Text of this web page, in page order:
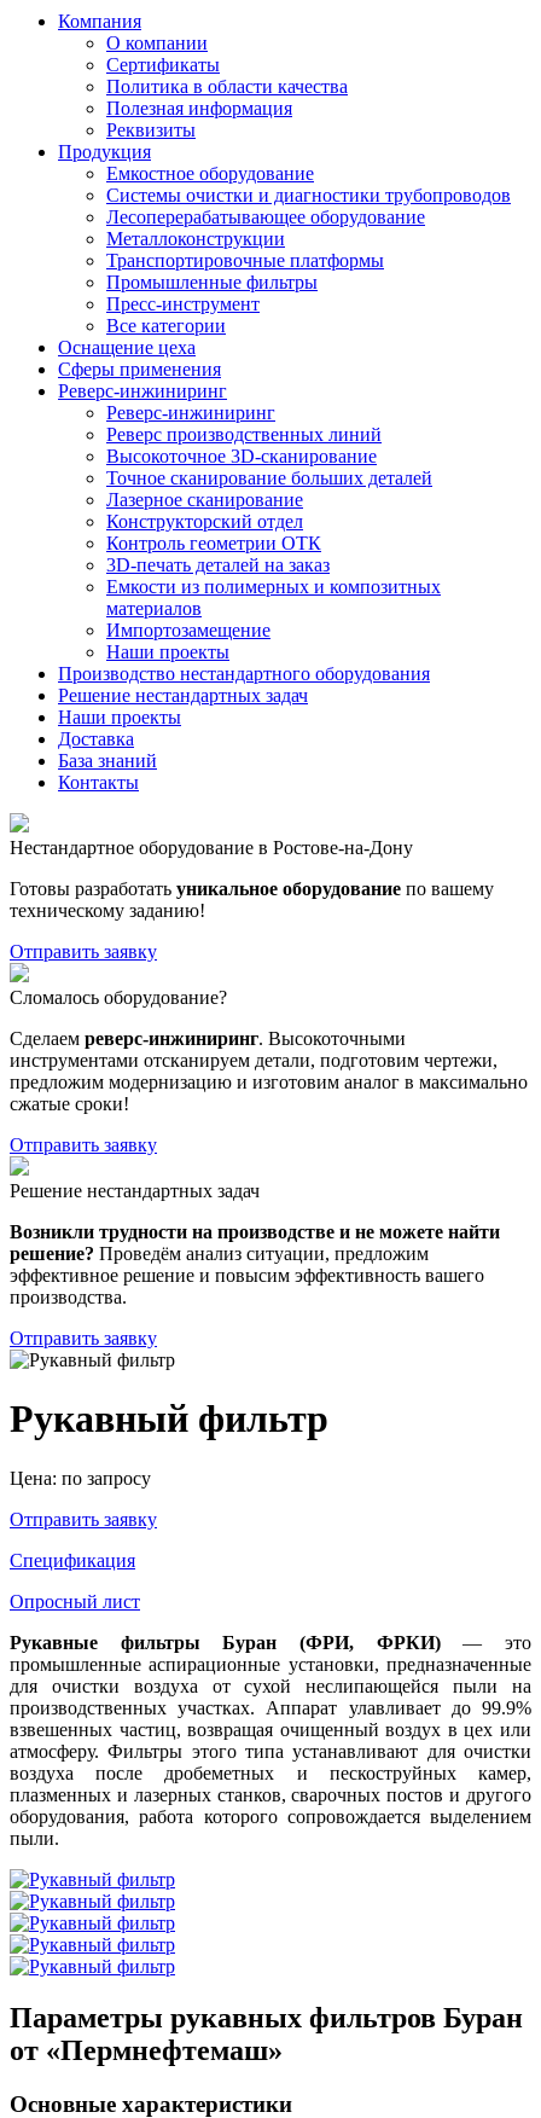
Компания
О компании
Сертификаты
Политика в области качества
Полезная информация
Реквизиты
Продукция
Емкостное оборудование
Системы очистки и диагностики трубопроводов
Лесоперерабатывающее оборудование
Металлоконструкции
Транспортировочные платформы
Промышленные фильтры
Пресс-инструмент
Все категории
Оснащение цеха
Сферы применения
Реверс-инжиниринг
Реверс-инжиниринг
Реверс производственных линий
Высокоточное 3D-сканирование
Точное сканирование больших деталей
Лазерное сканирование
Конструкторский отдел
Контроль геометрии ОТК
3D-печать деталей на заказ
Емкости из полимерных и композитных
материалов
Импортозамещение
Наши проекты
Производство нестандартного оборудования
Решение нестандартных задач
Наши проекты
Доставка
База знаний
Контакты
Нестандартное оборудование в Ростове-на-Дону
Готовы разработать уникальное оборудование по вашему
техническому заданию!
Отправить заявку
Сломалось оборудование?
Сделаем реверс-инжиниринг. Высокоточными
инструментами отсканируем детали, подготовим чертежи,
предложим модернизацию и изготовим аналог в максимально
сжатые сроки!
Отправить заявку
Решение нестандартных задач
Возникли трудности на производстве и не можете найти
решение? Проведём анализ ситуации, предложим
эффективное решение и повысим эффективность вашего
производства.
Отправить заявку
Рукавный фильтр
Цена: по запросу
Отправить заявку
Спецификация
Опросный лист
Рукавные фильтры Буран (ФРИ, ФРКИ)— это
промышленные аспирационные установки, предназначенные
для очистки воздуха от сухой неслипающейся пыли на
производственных участках. Аппарат улавливает до 99.9%
взвешенных частиц, возвращая очищенный воздух в цех или
атмосферу. Фильтры этого типа устанавливают для очистки
воздуха после дробеметных и пескоструйных камер,
плазменных и лазерных станков, сварочных постов и другого
оборудования, работа которого сопровождается выделением
пыли.
Параметры рукавных фильтров Буран
от «Пермнефтемаш»
Основные характеристики